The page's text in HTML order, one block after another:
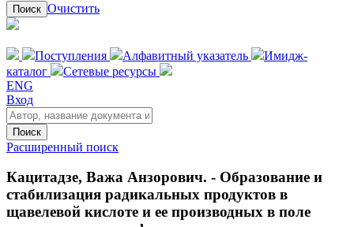
Поиск Очистить
Поступления Алфавитный указатель
Имидж-
каталог
Сетевые ресурсы
ENG
Вход
Поиск
Расширенный поиск
Кацитадзе, Важа Анзорович. - Образование и
стабилизация радикальных продуктов в
щавелевой кислоте и ее производных в поле